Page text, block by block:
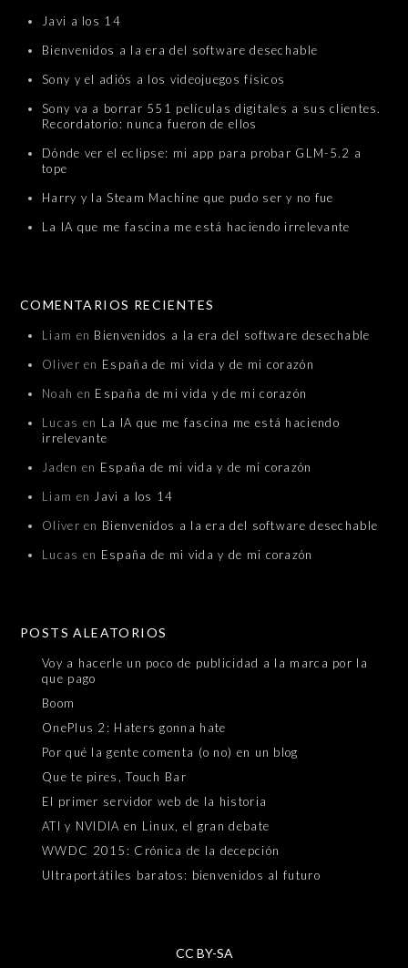
Javi a los 14
Bienvenidos a la era del software desechable
Sony y el adiós a los videojuegos físicos
Sony va a borrar 551 películas digitales a sus clientes.
Recordatorio: nunca fueron de ellos
Dónde ver el eclipse: mi app para probar GLM-5.2 a
tope
Harry y la Steam Machine que pudo ser y no fue
La IA que me fascina me está haciendo irrelevante
COMENTARIOS RECIENTES
Liam en Bienvenidos a la era del software desechable
Oliver en España de mi vida y de mi corazón
Noah en España de mi vida y de mi corazón
Lucas en La IA que me fascina me está haciendo
irrelevante
Jaden en España de mi vida y de mi corazón
Liam en Javi a los 14
Oliver en Bienvenidos a la era del software desechable
Lucas en España de mi vida y de mi corazón
POSTS ALEATORIOS
Voy a hacerle un poco de publicidad a la marca por la
que pago
Boom
OnePlus 2: Haters gonna hate
Por qué la gente comenta (o no) en un blog
Que te pires, Touch Bar
El primer servidor web de la historia
ATI y NVIDIA en Linux, el gran debate
WWDC 2015: Crónica de la decepción
Ultraportátiles baratos: bienvenidos al futuro
CC BY-SA